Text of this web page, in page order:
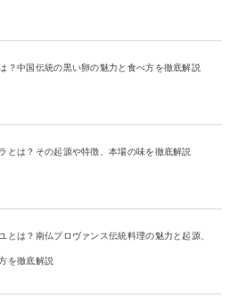
？中国伝統の黒い卵の魅力と食べ方を徹底解説
とは？その起源や特徴、本場の味を徹底解説
とは？南仏プロヴァンス伝統料理の魅力と起源、
を徹底解説